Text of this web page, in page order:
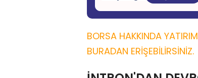
BORSA HAKKINDA
BURADAN ERİŞEBİLİRSİNİZ.